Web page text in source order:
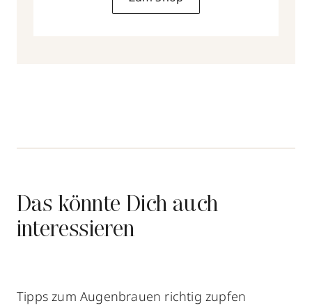
Das könnte Dich auch
interessieren
Tipps zum Augenbrauen richtig zupfen